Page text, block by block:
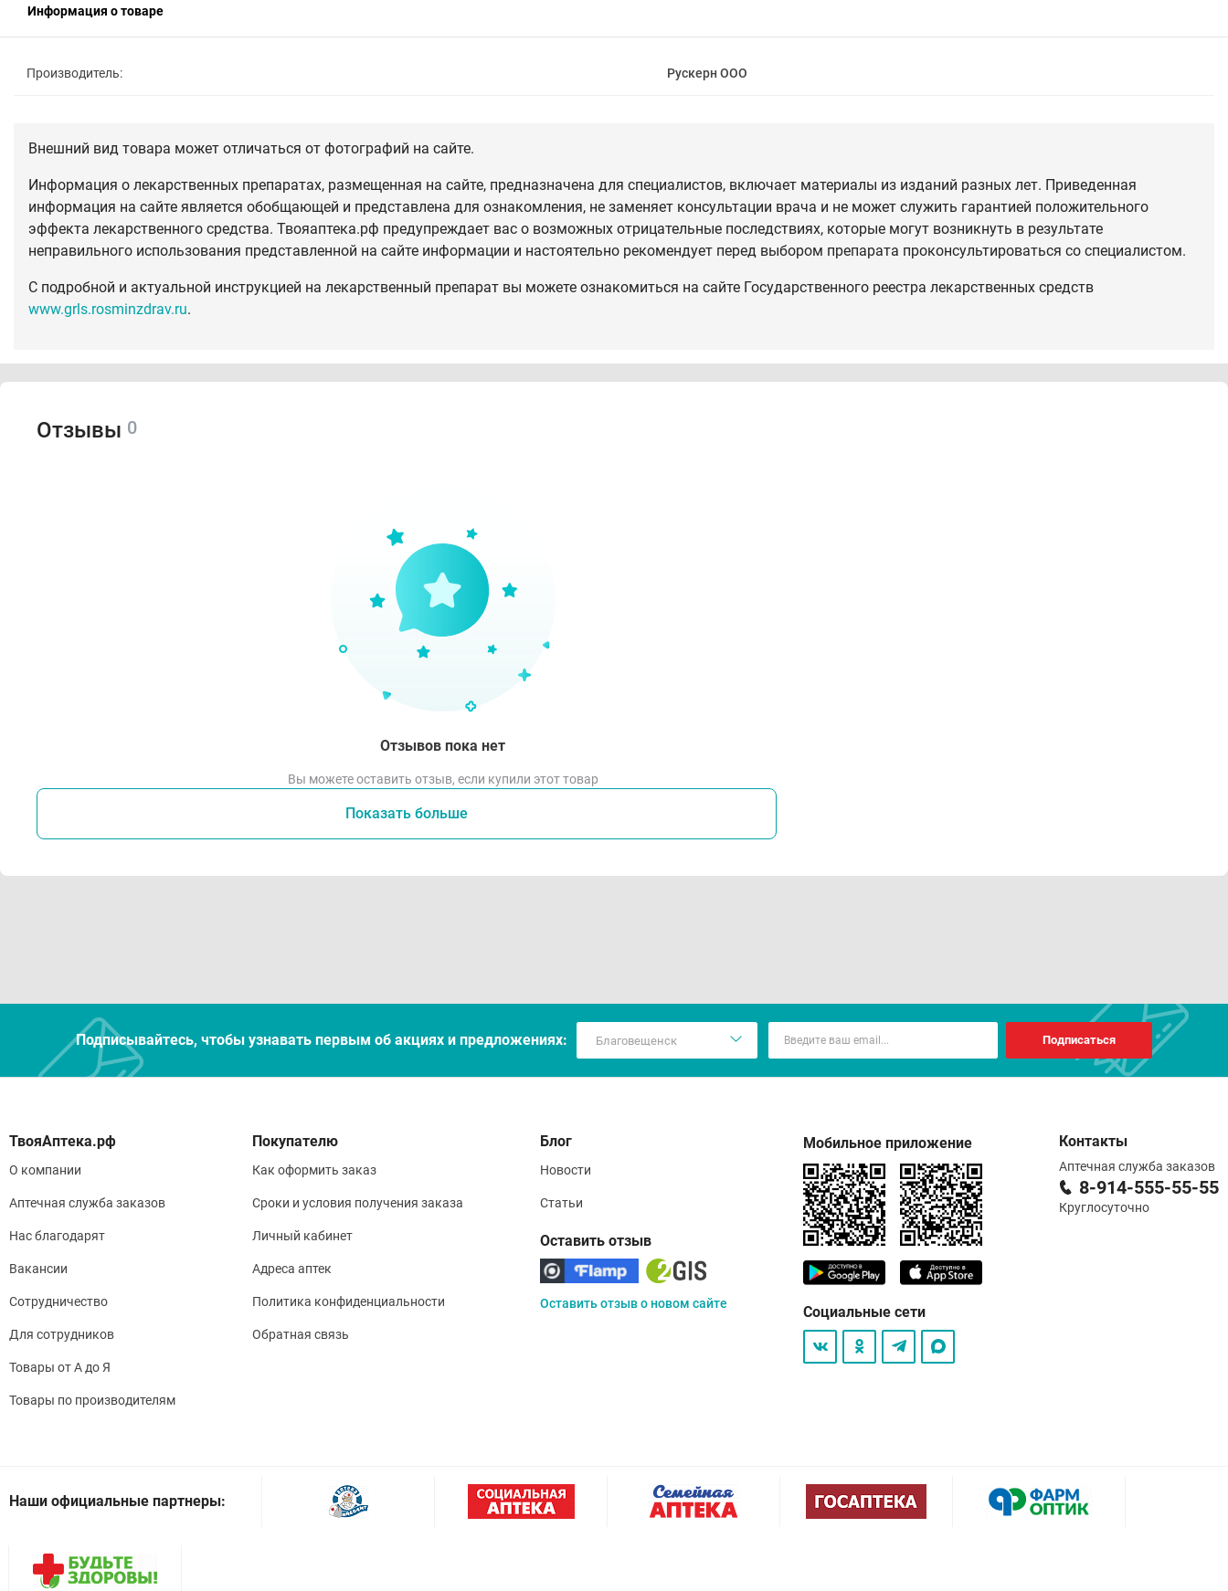
Информация о товаре
Производитель: Рускерн ООО
Внешний вид товара может отличаться от фотографий на сайте.
Информация о лекарственных препаратах, размещенная на сайте, предназначена для специалистов, включает материалы из изданий разных лет. Приведенная
информация на сайте является обобщающей и представлена для ознакомления, не заменяет консультации врача и не может служить гарантией положительного
эффекта лекарственного средства. Твояаптека.рф предупреждает вас о возможных отрицательные последствиях, которые могут возникнуть в результате
неправильного использования представленной на сайте информации и настоятельно рекомендует перед выбором препарата проконсультироваться со специалистом.
С подробной и актуальной инструкцией на лекарственный препарат вы можете ознакомиться на сайте Государственного реестра лекарственных средств
www.grls.rosminzdrav.ru.
Отзывы 0
Отзывов пока нет
Вы можете оставить отзыв, если купили этот товар
Показать больше
Подписывайтесь, чтобы узнавать первым об акцияx и предложениях: Подписаться
О компании
Аптечная служба заказов
Нас благодарят
Вакансии
Сотрудничество
Для сотрудников
Товары от А до Я
Товары по производителям
Покупателю
Как оформить заказ
Сроки и условия получения заказа
Личный кабинет
Адреса аптек
Политика конфиденциальности
Обратная связь
Блог
Новости
Статьи
Оставить отзыв
Оставить отзыв о новом сайте
Мобильное приложение
Социальные сети
Контакты
Аптечная служба заказов
8-914-555-55-55
Круглосуточно
Наши официальные партнеры: